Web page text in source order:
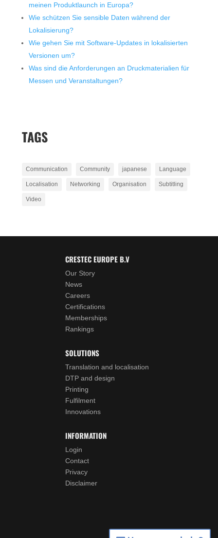
meinen Produktlaunch in Europa?
Wie schützen Sie sensible Daten während der
Lokalisierung?
Wie gehen Sie mit Software-Updates in lokalisierten
Versionen um?
Was sind die Anforderungen an Druckmaterialien für
Messen und Veranstaltungen?
TAGS
Communication Community japanese Language
Localisation Networking Organisation Subtitling
Video
CRESTEC EUROPE B.V
Our Story
News
Careers
Certifications
Memberships
Rankings
SOLUTIONS
Translation and localisation
DTP and design
Printing
Fulfilment
Innovations
INFORMATION
Login
Contact
Privacy
Disclaimer